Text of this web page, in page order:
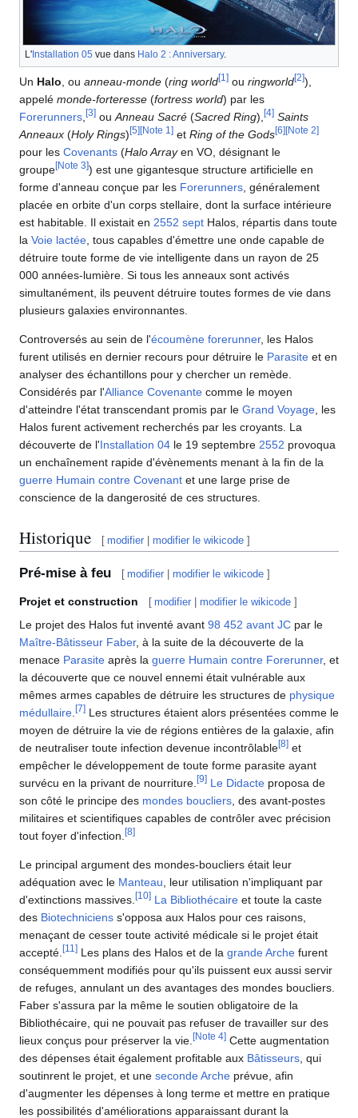
L' Installation 05 vue dans Halo 2 : Anniversary.
Un Halo , ou anneau-monde (ring world[1 ] ou ringworld[2]),
appelé monde-forteresse (fortress world) par les
Forerunners [3] ou Anneau Sacré (Sacred Ring), [4] Saints
Anneaux (Holy Rings) [5] [Note 1 ] et Ring of the Gods[6] [Note 2]
pour les Covenants (Halo Arrayen VO, désignant le
groupe[Note 3]) est une gigantesque structure artificielle en
forme d'anneau conçue par les Forerunners , généralement
placée en orbite d'un corps stellaire, dont la surface intérieure
est habitable. Il existait en 2552 sept Halos, répartis dans toute
la Voie lactée , tous capables d'émettre une onde capable de
détruire toute forme de vie intelligente dans un rayon de 25
000 années-lumière. Si tous les anneaux sont activés
simultanément, ils peuvent détruire toutes formes de vie dans
plusieurs galaxies environnantes.
Controversés au sein de l'écoumène forerunner, les Halos
furent utilisés en dernier recours pour détruire le Parasite et en
analyser des échantillons pour y chercher un remède.
Considérés par l'Alliance Covenante comme le moyen
d'atteindre l'état transcendant promis par le Grand Voyage , les
Halos furent activement recherchés par les croyants. La
découverte de l'Installation 04 le 19 septembre 2552 provoqua
un enchaînement rapide d'évènements menant à la fin de la
guerre Humain contre Covenant et une large prise de
conscience de la dangerosité de ces structures.
Historique [ modifier |modifier le wikicode ]
Pré-mise à feu [ modifier |modifier le wikicode ]
Projet et construction [ modifier |modifier le wikicode ]
Le projet des Halos fut inventé avant 98 452 avant JC par le
Maître-Bâtisseur Faber, à la suite de la découverte de la
menace Parasite après la guerre Humain contre Forerunner, et
la découverte que ce nouvel ennemi était vulnérable aux
mêmes armes capables de détruire les structures de physique
médullaire [7] Les structures étaient alors présentées comme le
moyen de détruire la vie de régions entières de la galaxie, afin
de neutraliser toute infection devenue incontrôlable[8] et
empêcher le développement de toute forme parasite ayant
survécu en la privant de nourriture. [9] Le Didacte proposa de
son côté le principe des mondes boucliers , des avant-postes
militaires et scientifiques capables de contrôler avec précision
tout foyer d'infection. [8]
Le principal argument des mondes-boucliers était leur
adéquation avec le Manteau , leur utilisation n'impliquant par
d'extinctions massives. [10] La Bibliothécaire et toute la caste
des Biotechniciens s'opposa aux Halos pour ces raisons,
menaçant de cesser toute activité médicale si le projet était
accepté. [11 ] Les plans des Halos et de la grande Arche furent
conséquemment modifiés pour qu'ils puissent eux aussi servir
de refuges, annulant un des avantages des mondes boucliers.
Faber s'assura par la même le soutien obligatoire de la
Bibliothécaire, qui ne pouvait pas refuser de travailler sur des
lieux conçus pour préserver la vie. [Note 4] Cette augmentation
des dépenses était également profitable aux Bâtisseurs , qui
soutinrent le projet, et une seconde Arche prévue, afin
d'augmenter les dépenses à long terme et mettre en pratique
les possibilités d'améliorations apparaissant durant la